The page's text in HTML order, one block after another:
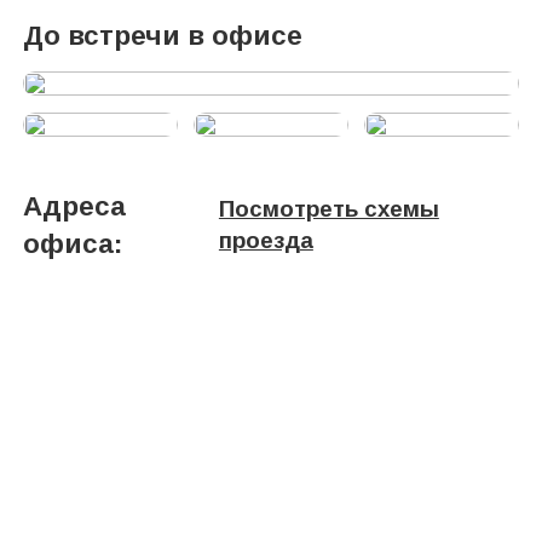
До встречи в офисе
Адреса
офиса:
Посмотреть схемы
проезда